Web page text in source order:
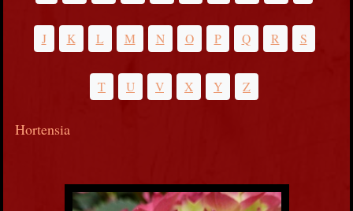
J K L M N O P Q R S
T U V X Y Z
Hortensia